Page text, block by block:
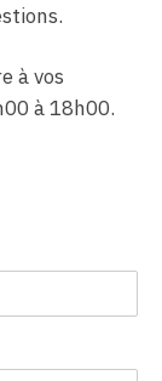
à vos
à 18h00.